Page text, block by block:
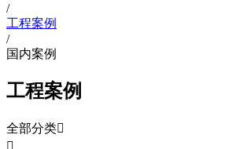
/
工程案例
/
国内案例
工程案例
全部分类
